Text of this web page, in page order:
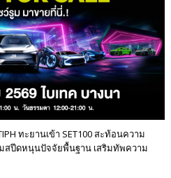
ทะยานเข้า SET100 สะท้อนความ
สปีดหนุนปัจจัยพื้นฐาน เสริมทัพความ